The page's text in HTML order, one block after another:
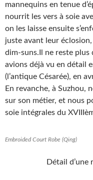
mannequins en tenue
nourrit les vers à soie
on les laisse ensuite
juste avant leur
dim-suns. Il ne reste
avions déjà vu en détail
(l’antique Césarée), en
En revanche, à Suzhou,
sur son métier, et nous
soie intégrales du
Embroided Court Robe (Qing)
Détail d’une